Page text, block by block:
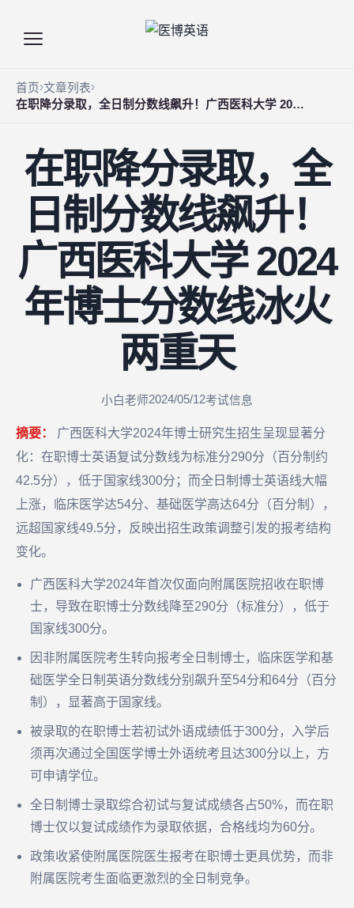
首页 文章列表
在职降分录取，全日制分数线飙升！广西医科大学 2024 年博士分数线冰火两重天
在职降分录取，全
日制分数线飙升！
广西医科大学 2024
年博士分数线冰火
两重天
小白老师2024/05/12考试信息
摘要：
广西医科大学2024年博士研究生招生呈现显著分
化：在职博士英语复试分数线为标准分290分（百分制约
42.5分），低于国家线300分；而全日制博士英语线大幅
上涨，临床医学达54分、基础医学高达64分（百分制），
远超国家线49.5分，反映出招生政策调整引发的报考结构
变化。
广西医科大学2024年首次仅面向附属医院招收在职博
士，导致在职博士分数线降至290分（标准分），低于
国家线300分。
因非附属医院考生转向报考全日制博士，临床医学和基
础医学全日制英语分数线分别飙升至54分和64分（百分
制），显著高于国家线。
被录取的在职博士若初试外语成绩低于300分，入学后
须再次通过全国医学博士外语统考且达300分以上，方
可申请学位。
全日制博士录取综合初试与复试成绩各占50%，而在职
博士仅以复试成绩作为录取依据，合格线均为60分。
政策收紧使附属医院医生报考在职博士更具优势，而非
附属医院考生面临更激烈的全日制竞争。